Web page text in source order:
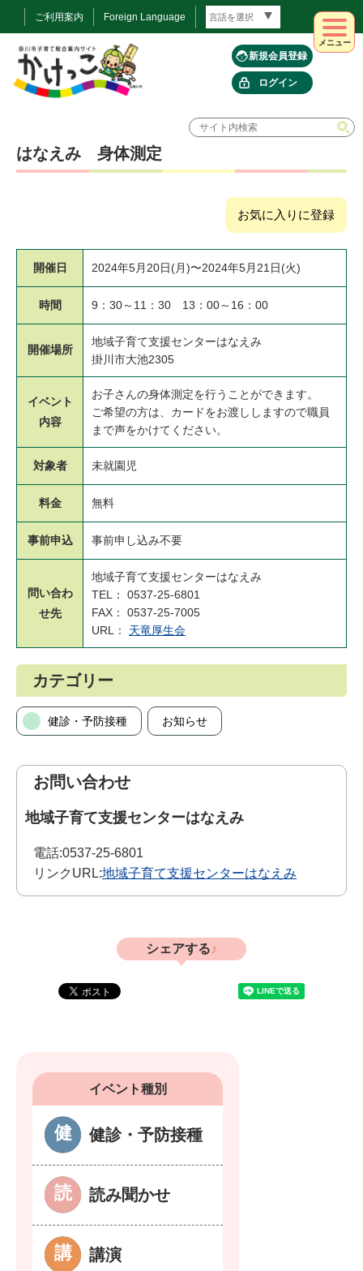
ご利用案内 Foreign Language
新規会員登録
ログイン
メニュー
はなえみ 身体測定
お気に入りに登録
開催日 2024年5月20日(月)〜2024年5月21日(火)
時間 9：30～11：30 13：00～16：00
開催場所
地域子育て支援センターはなえみ
掛川市大池2305
イベント
内容
お子さんの身体測定を行うことができます。
ご希望の方は、カードをお渡ししますので職員
まで声をかけてください。
対象者 未就園児
料金 無料
事前申込 事前申し込み不要
問い合わ
せ先
地域子育て支援センターはなえみ
TEL： 0537-25-6801
FAX： 0537-25-7005
URL： 天竜厚生会
カテゴリー
健診・予防接種 お知らせ
お問い合わせ
地域子育て支援センターはなえみ
電話:0537-25-6801
リンクURL:地域子育て支援センターはなえみ
シェアする
イベント種別
健診・予防接種
読み聞かせ
講演